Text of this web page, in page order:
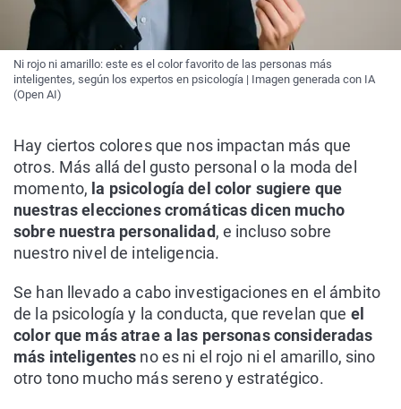
Ni rojo ni amarillo: este es el color favorito de las personas más
inteligentes, según los expertos en psicología | Imagen generada con IA
(Open AI)
Hay ciertos colores que nos impactan más que
otros. Más allá del gusto personal o la moda del
momento, la psicología del color sugiere que
nuestras elecciones cromáticas dicen mucho
sobre nuestra personalidad, e incluso sobre
nuestro nivel de inteligencia.
Se han llevado a cabo investigaciones en el ámbito
de la psicología y la conducta, que revelan que el
color que más atrae a las personas consideradas
más inteligentes no es ni el rojo ni el amarillo, sino
otro tono mucho más sereno y estratégico.